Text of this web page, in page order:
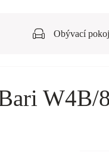
Obývací
W4B/